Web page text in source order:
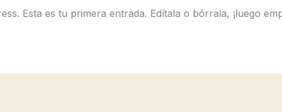
Esta es tu primera entrada. Edítala o bórrala, ¡luego